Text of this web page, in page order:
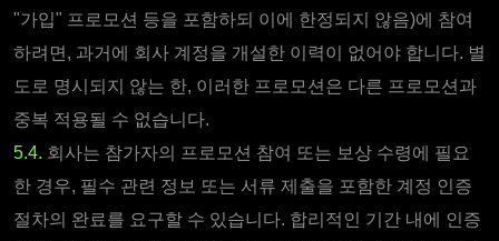
"가입" 프로모션 등을 포함하되 이에 한정되지 않음)에 참여
하려면, 과거에 회사 계정을 개설한 이력이 없어야 합니다. 별
도로 명시되지 않는 한, 이러한 프로모션은 다른 프로모션과
중복 적용될 수 없습니다.
5.4. 회사는 참가자의 프로모션 참여 또는 보상 수령에 필요
한 경우, 필수 관련 정보 또는 서류 제출을 포함한 계정 인증
절차의 완료를 요구할 수 있습니다. 합리적인 기간 내에 인증